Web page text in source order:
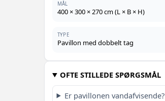
MÅL
400 × 300 × 270 cm (L × B × H)
TYPE
Pavillon med dobbelt tag
OFTE STILLEDE SPØRGSMÅL
Er pavillonen vandafvisende?